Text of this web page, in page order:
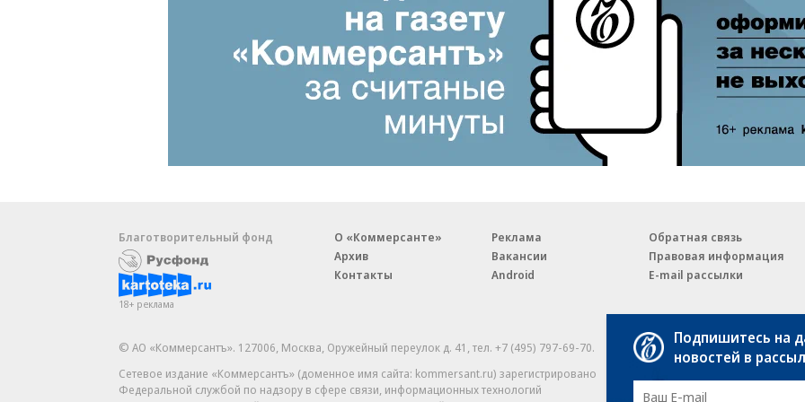
Благотворительный фонд
18+ реклама
О «Коммерсанте»
Архив
Контакты
Реклама
Вакансии
Android
Обратная связь
Правовая информация
E-mail рассылки
© АО «Коммерсантъ». 127006, Москва, Оружейный переулок д. 41,тел. +7 (495) 797-69-70.
Сетевое издание «Коммерсантъ» (доменное имя сайта: kommersant.ru) зарегистрировано
Федеральной службой по надзору в сфере связи, информационных технологий
Партнерские проекты/
«Промо» и «Официальное
На kommersant.ru
Подпишитесь на
новостей в